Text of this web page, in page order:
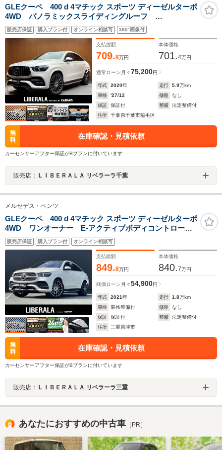
GLEクーペ 400 d 4マチック スポーツ ディーゼルターボ
4WD パノラミックスライディングルーフ
Burmester 黒革シート ベンチレーション シートヒ
ーター パワーシート HUD アンビエントライト
360°カメラ 電動リアゲート ワイヤレスチャージン
グ ドラレコ ETC
販売店保証 購入プラン付 オンライン相談可 360°画像付
支払総額
709.8万円
本体価格
701.4万円
通常ローン 月々75,200円
年式 2020年 走行 5.9万km
車検
'27/12 修復
なし
保証
保証付 整備
法定整備付
住所
千葉県千葉市稲毛区
無
料
在庫確認・見積依頼
カーセンサーアフター保証がBプランに付いています
販売店： ＬＩＢＥＲＡＬＡ リベラーラ千葉
メルセデス・ベンツ
GLEクーペ 400 d 4マチック スポーツ ディーゼルターボ
4WD ワンオーナー E-アクティブボディコントロール
PKG パノラミックスライディングルーフ Burmester
サラウンドサウンド 温冷機能付カップホルダー アン
ビエントライト パフュームアトマイザー ナビ
販売店保証 購入プラン付 オンライン相談可
支払総額
849.8万円
本体価格
840.7万円
残価ローン 月々54,900円
年式 2021年 走行 1.8万km
車検
車検整備付 修復
なし
保証
保証付 整備
法定整備付
住所
三重県津市
無
料
在庫確認・見積依頼
カーセンサーアフター保証がBプランに付いています
販売店： ＬＩＢＥＲＡＬＡ リベラーラ三重
あなたにおすすめの中古車 ［PR］